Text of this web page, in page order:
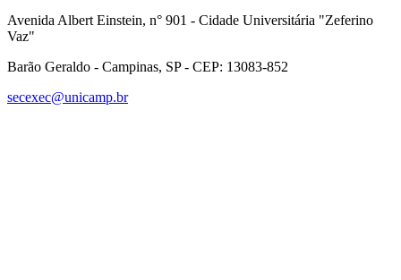
Avenida Albert Einstein, n° 901 - Cidade Universitária "Zeferino
Vaz"
Barão Geraldo - Campinas, SP - CEP: 13083-852
secexec@unicamp.br